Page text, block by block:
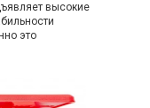
высокие
это